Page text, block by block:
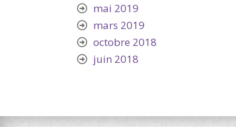
mai 2019
mars 2019
octobre 2018
juin 2018